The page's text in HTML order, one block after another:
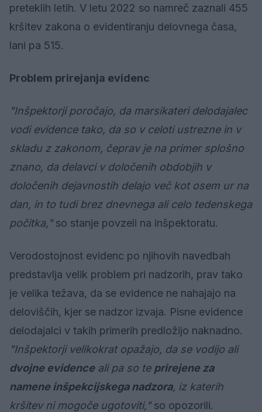
preteklih letih. V letu 2022 so namreč zaznali 455
kršitev zakona o evidentiranju delovnega časa,
lani pa 515.
Problem prirejanja evidenc
"Inšpektorji poročajo, da marsikateri delodajalec
vodi evidence tako, da so v celoti ustrezne in v
skladu z zakonom, čeprav je na primer splošno
znano, da delavci v določenih obdobjih v
določenih dejavnostih delajo več kot osem ur na
dan, in to tudi brez dnevnega ali celo tedenskega
počitka,"so stanje povzeli na inšpektoratu.
Verodostojnost evidenc po njihovih navedbah
predstavlja velik problem pri nadzorih, prav tako
je velika težava, da se evidence ne nahajajo na
deloviščih, kjer se nadzor izvaja. Pisne evidence
delodajalci v takih primerih predložijo naknadno.
"Inšpektorji velikokrat opažajo, da se vodijo ali
dvojne evidenceali pa so te prirejene za
namene inšpekcijskega nadzora, iz katerih
kršitev ni mogoče ugotoviti,"so opozorili.